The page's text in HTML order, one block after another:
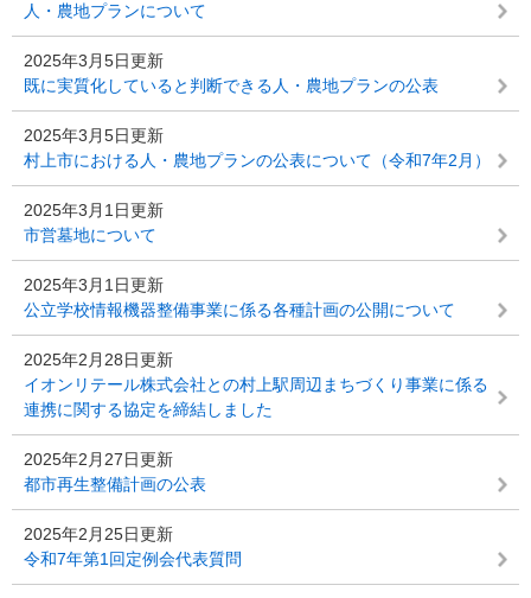
人・農地プランについて
2025年3月5日更新
既に実質化していると判断できる人・農地プランの公表
2025年3月5日更新
村上市における人・農地プランの公表について（令和7年2月）
2025年3月1日更新
市営墓地について
2025年3月1日更新
公立学校情報機器整備事業に係る各種計画の公開について
2025年2月28日更新
イオンリテール株式会社との村上駅周辺まちづくり事業に係る
連携に関する協定を締結しました
2025年2月27日更新
都市再生整備計画の公表
2025年2月25日更新
令和7年第1回定例会代表質問